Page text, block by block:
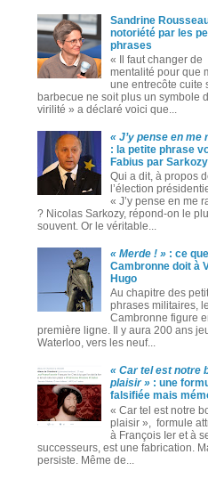
Sandrine
notoriété par les
phrases
« Il faut changer de
mentalité pour que
une entrecôte cuite
barbecue ne soit plus un symbole
virilité » a déclaré voici que...
« J’y pense en me
: la petite phrase
Fabius par Sarkozy
Qui a dit, à propos
l’élection
« J’y pense en me
? Nicolas Sarkozy, répond-on le
souvent. Or le véritable...
« Merde ! »: ce que
Cambronne doit à
Hugo
Au chapitre des
phrases militaires,
Cambronne figure
première ligne. Il y aura 200 ans
Waterloo, vers les neuf...
« Car tel est notre
plaisir »: une
falsifiée mais
« Car tel est notre
plaisir », formule
à François Ier et à
successeurs, est une fabrication.
persiste. Même de...